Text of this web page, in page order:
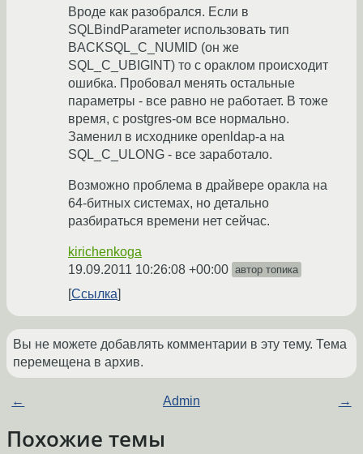
Вроде как разобрался. Если в
SQLBindParameter использовать тип
BACKSQL_C_NUMID (он же
SQL_C_UBIGINT) то с ораклом происходит
ошибка. Пробовал менять остальные
параметры - все равно не работает. В тоже
время, с postgres-ом все нормально.
Заменил в исходнике openldap-а на
SQL_C_ULONG - все заработало.
Возможно проблема в драйвере оракла на
64-битных системах, но детально
разбираться времени нет сейчас.
kirichenkoga
19.09.2011 10:26:08 +00:00 автор топика
Ссылка
Вы не можете добавлять комментарии в эту тему. Тема
перемещена в архив.
← Admin →
Похожие темы